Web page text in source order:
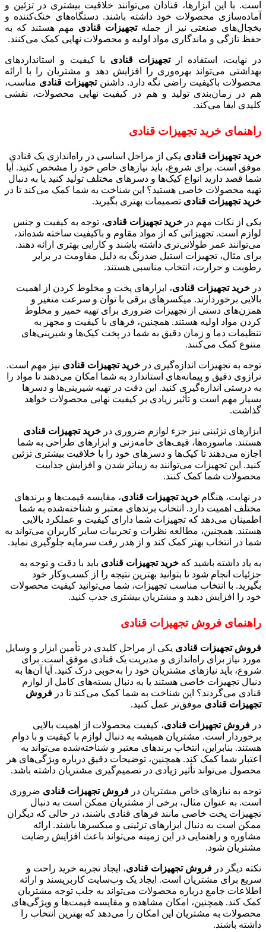
است. با این ابزارها، قنادان می‌توانند خلاقیت بیشتری در تزئین و
آماده‌سازی محصولات خود داشته باشند. دستگاه‌های خنک‌کننده و
یخچال‌های صنعتی نیز از جملهتجهیزات قنادی مهم هستند که به
حفظ تازگی و ماندگاری مواد اولیه و محصولات نهایی کمک می‌کنند.
در نهایت، استفاده ازتجهیزات قنادی با کیفیت و استانداردهای
بهداشتی می‌تواند بهره‌وری را افزایش دهد و مشتریان را با ارائه
محصولات باکیفیت راضی نگه دارد. داشتنتجهیزات قنادی مناسب،
هم در زمان‌بندی تولید و هم در کیفیت نهایی محصولات، نقشی
کلیدی ایفا می‌کند.
راهنمای خرید تجهیزات قنادی
خرید تجهیزات قنادی یکی از مراحل اساسی در راه‌اندازی یک قنادی
موفق است. برای شروع، باید نیازهای خاص خود را مشخص کنید. آیا
شما قصد دارید انواع کیک‌ها و دسرهای مختلف تولید کنید یا به دنبال
تهیه محصولات خاصی هستید؟ این شناخت به شما کمک می‌کند تا در
خرید تجهیزات قنادی تصمیمات بهتری بگیرید.
یکی از نکات مهم در خرید تجهیزات قنادی، توجه به کیفیت و جنس
لوازم است. تجهیزاتی که از مواد مقاوم و باکیفیت ساخته شده‌اند،
می‌توانند عمر طولانی‌تری داشته باشند و کارایی بهتری ارائه دهند.
برای مثال، تجهیزات استیل ضدزنگ به دلیل مقاومت در برابر
رطوبت و حرارت، انتخاب مناسبی هستند.
در خرید تجهیزات قنادی، ابزارهای پخت و مخلوط کردن از اهمیت
بالایی برخوردارند. میکسرهای برقی با توان و سرعت متغیر و
همزن‌های دستی از تجهیزات ضروری برای تهیه خمیر و مخلوط
کردن مواد اولیه هستند. همچنین، فرهای با کیفیت و مجهز به
تنظیمات دما و زمان دقیق به شما در پخت کیک‌ها و شیرینی‌های
متنوع کمک می‌کنند.
توجه به تجهیزات اندازه‌گیری در خرید تجهیزات قنادی نیز مهم است.
ترازوی دقیق و پیمانه‌های استاندارد به شما امکان می‌دهند تا مواد را
به درستی اندازه‌گیری کنید. این دقت در تهیه شیرینی‌ها و دسرها
بسیار مهم است و تأثیر زیادی بر کیفیت نهایی محصولات خواهد
گذاشت.
ابزارهای تزئینی نیز جزء لوازم ضروری در خرید تجهیزات قنادی
هستند. ماسوره‌ها، قیف‌های خامه‌زنی و ابزارهای طراحی به شما
اجازه می‌دهند تا کیک‌ها و دسرهای خود را با خلاقیت بیشتری تزئین
کنید. این تجهیزات می‌توانند به زیباتر شدن و افزایش جذابیت
محصولات شما کمک کنند.
در نهایت، هنگام خرید تجهیزات قنادی، مقایسه قیمت‌ها و برندهای
مختلف اهمیت دارد. انتخاب برندهای معتبر و شناخته‌شده به شما
اطمینان می‌دهد که تجهیزات شما دارای کیفیت و عملکرد بالایی
هستند. همچنین، مطالعه نظرات و تجربیات سایر کاربران می‌تواند به
شما در انتخاب بهتر کمک کند و از هدر رفت سرمایه جلوگیری نماید.
به یاد داشته باشید که خرید تجهیزات قنادی باید با دقت و توجه به
جزئیات انجام شود تا بتوانید بهترین نتیجه را از کسب‌وکار خود
بگیرید. با انتخاب مناسب تجهیزات، شما می‌توانید کیفیت محصولات
خود را افزایش دهید و مشتریان بیشتری جذب کنید.
راهنمای فروش تجهیزات قنادی
فروش تجهیزات قنادی یکی از مراحل کلیدی در تأمین ابزار و وسایل
مورد نیاز برای راه‌اندازی و مدیریت یک قنادی موفق است. برای
شروع، باید نیازهای مشتریان خود را به‌خوبی درک کنید. آیا آن‌ها به
دنبال تجهیزات خاصی هستند یا به دنبال بسته‌های کامل از لوازم
قنادی می‌گردند؟ این شناخت به شما کمک می‌کند تا در فروش
تجهیزات قنادی موفق‌تر عمل کنید.
در فروش تجهیزات قنادی، کیفیت محصولات از اهمیت بالایی
برخوردار است. مشتریان همیشه به دنبال لوازم با کیفیت و با دوام
هستند. بنابراین، انتخاب برندهای معتبر و شناخته‌شده می‌تواند به
اعتبار شما کمک کند. همچنین، توضیحات دقیق درباره ویژگی‌های هر
محصول می‌تواند تأثیر زیادی در تصمیم‌گیری مشتریان داشته باشد.
توجه به نیازهای خاص مشتریان در فروش تجهیزات قنادی ضروری
است. به عنوان مثال، برخی از مشتریان ممکن است به دنبال
تجهیزات پخت خاصی مانند فرهای قنادی باشند، در حالی که دیگران
ممکن است به دنبال ابزارهای تزئینی و میکسرها باشند. ارائه
مشاوره و راهنمایی در این زمینه می‌تواند باعث افزایش رضایت
مشتریان شود.
نکته دیگر در فروش تجهیزات قنادی، ایجاد تجربه خرید راحت و
سریع برای مشتریان است. ایجاد یک وب‌سایت کاربرپسند و ارائه
اطلاعات جامع درباره محصولات می‌تواند به جلب توجه مشتریان
کمک کند. همچنین، امکان مشاهده و مقایسه قیمت‌ها و ویژگی‌های
محصولات به مشتریان این امکان را می‌دهد که بهترین انتخاب را
داشته باشند.